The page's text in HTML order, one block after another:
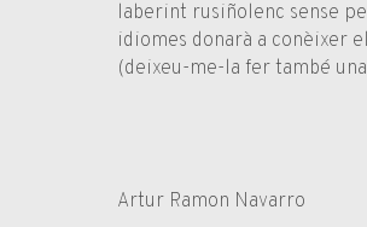
laberint rusiñolenc sense
idiomes donarà a conèixer
(deixeu-me-la fer també
Artur Ramon Navarro